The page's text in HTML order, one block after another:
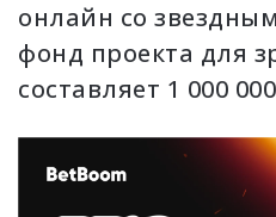
онлайн со
фонд проекта для
составляет 1 000